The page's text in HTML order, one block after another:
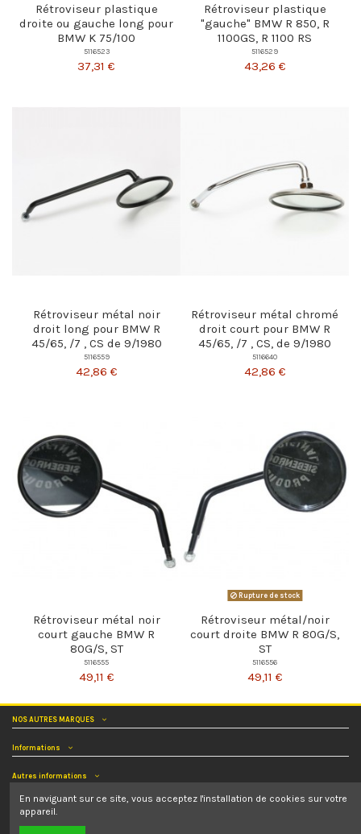
Rétroviseur plastique
droite ou gauche long pour
BMW K 75/100
5116523
37,31 €
Rétroviseur plastique
"gauche" BMW R 850, R
1100GS, R 1100 RS
5116529
43,26 €
Rétroviseur métal noir
droit long pour BMW R
45/65, /7 , CS de 9/1980
5116559
42,86 €
Rétroviseur métal chromé
droit court pour BMW R
45/65, /7 , CS, de 9/1980
5116640
42,86 €
Rétroviseur métal noir
court gauche BMW R
80G/S, ST
5116555
49,11 €
Rupture de stock
Rétroviseur métal/noir
court droite BMW R 80G/S,
ST
5116556
49,11 €
NOS AUTRES MARQUES
Informations
Autres informations
Nous contacter
En naviguant sur ce site, vous acceptez l'installation de cookies sur votre
appareil.